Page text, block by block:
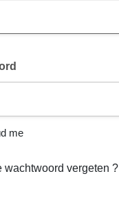
me
wachtwoord vergeten ?